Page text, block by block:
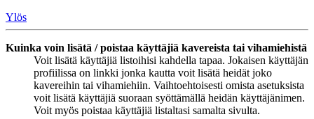
Ylös
Kuinka voin lisätä / poistaa käyttäjiä kavereista tai vihamiehistä
Voit lisätä käyttäjiä listoihisi kahdella tapaa. Jokaisen käyttäjän
profiilissa on linkki jonka kautta voit lisätä heidät joko
kavereihin tai vihamiehiin. Vaihtoehtoisesti omista asetuksista
voit lisätä käyttäjiä suoraan syöttämällä heidän käyttäjänimen.
Voit myös poistaa käyttäjiä listaltasi samalta sivulta.